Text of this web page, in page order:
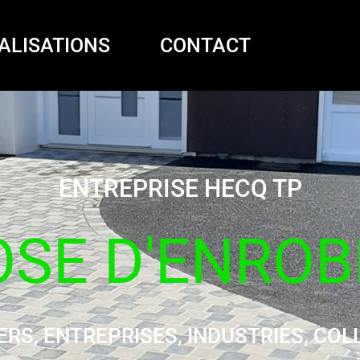
CONTACT
ENTREPRISE HECQ TP
ENTREPRISES, INDUSTRIES,